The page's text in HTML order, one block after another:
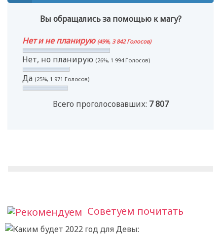
Вы обращались за помощью к магу?
Нет и не планирую (49%, 3 842 Голосов)
Нет, но планирую (26%, 1 994 Голосов)
Да (25%, 1 971 Голосов)
Всего проголосовавших: 7 807
Советуем почитать